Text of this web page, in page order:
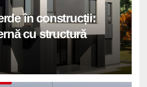
în construcții:
cu structură